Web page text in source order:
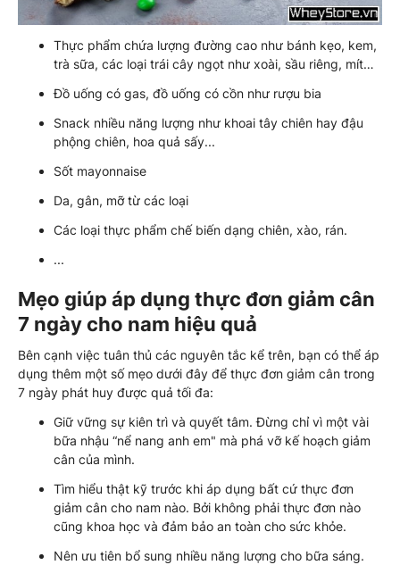
Thực phẩm chứa lượng đường cao như bánh kẹo, kem,
trà sữa, các loại trái cây ngọt như xoài, sầu riêng, mít…
Đồ uống có gas, đồ uống có cồn như rượu bia
Snack nhiều năng lượng như khoai tây chiên hay đậu
phộng chiên, hoa quả sấy...
Sốt mayonnaise
Da, gân, mỡ từ các loại
Các loại thực phẩm chế biến dạng chiên, xào, rán.
...
Mẹo giúp áp dụng thực đơn giảm cân
7 ngày cho nam hiệu quả
Bên cạnh việc tuân thủ các nguyên tắc kể trên, bạn có thể áp
dụng thêm một số mẹo dưới đây để thực đơn giảm cân trong
7 ngày phát huy được quả tối đa:
Giữ vững sự kiên trì và quyết tâm. Đừng chỉ vì một vài
bữa nhậu “nể nang anh em" mà phá vỡ kế hoạch giảm
cân của mình.
Tìm hiểu thật kỹ trước khi áp dụng bất cứ thực đơn
giảm cân cho nam nào. Bởi không phải thực đơn nào
cũng khoa học và đảm bảo an toàn cho sức khỏe.
Nên ưu tiên bổ sung nhiều năng lượng cho bữa sáng.